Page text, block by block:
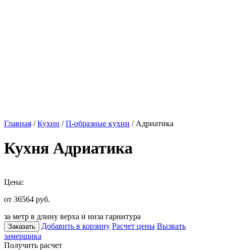
Главная /Кухни /П-образные кухни / Адриатика
Кухня Адриатика
Цена:
от 36564 руб.
за метр в длину верха и низа гарнитура
Заказать Добавить в корзину Расчет цены Вызвать
замерщика
Получить расчет